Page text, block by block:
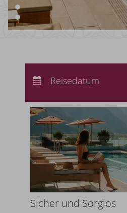
Abreise:keine Auswahl
Reisedatum
Sicher und Sorglos